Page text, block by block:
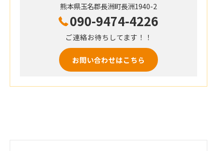
熊本県玉名郡長洲町長洲1940-2
090-9474-4226
ご連絡お待ちしてます！！
お問い合わせはこちら